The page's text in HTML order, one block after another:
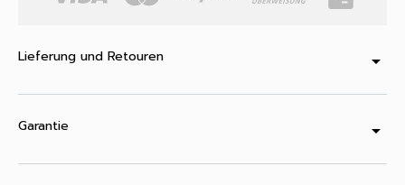
Lieferung und Retouren arrow_drop_down
Garantie arrow_drop_down